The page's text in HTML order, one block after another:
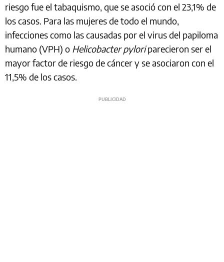
riesgo fue el tabaquismo, que se asoció con el 23,1% de
los casos. Para las mujeres de todo el mundo,
infecciones como las causadas por el virus del papiloma
humano (VPH) o Helicobacter pyloriparecieron ser el
mayor factor de riesgo de cáncer y se asociaron con el
11,5% de los casos.